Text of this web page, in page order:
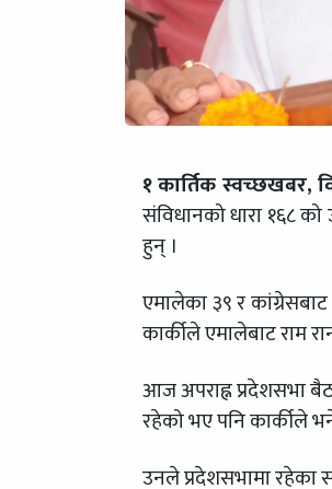
१ कार्तिक स्वच्छखबर,
संविधानको धारा १६८
हुन् ।
एमालेका ३९ र
कार्कीले एमालेबाट राम
आज अपराह्न प्रदेशसभा
रहेको भए पनि कार्कीले
उनले प्रदेशसभामा रहेका